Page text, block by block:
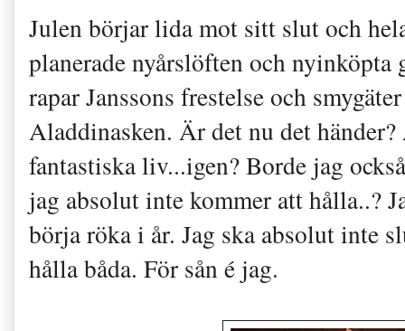
Julen börjar lida mot sitt slut och
planerade nyårslöften och
rapar Janssons frestelse och
Aladdinasken. Är det nu det
fantastiska liv...igen? Borde jag
jag absolut inte kommer att hålla..?
börja röka i år. Jag ska absolut inte
hålla båda. För sån é jag.